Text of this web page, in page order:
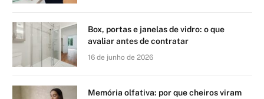
Box, portas e janelas de vidro: o que
avaliar antes de contratar
16 de junho de 2026
Memória olfativa: por que cheiros viram